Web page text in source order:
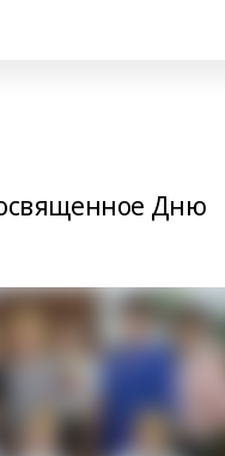
Дню